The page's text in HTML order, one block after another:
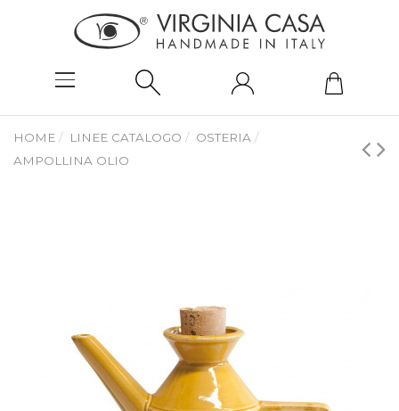
HOME LINEE CATALOGO
OSTERIA
AMPOLLINA OLIO